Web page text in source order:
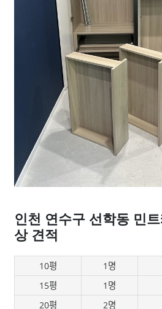
인천 연수구 선학동 민
상 견적
10평 1명
15평
1명
20평
2명